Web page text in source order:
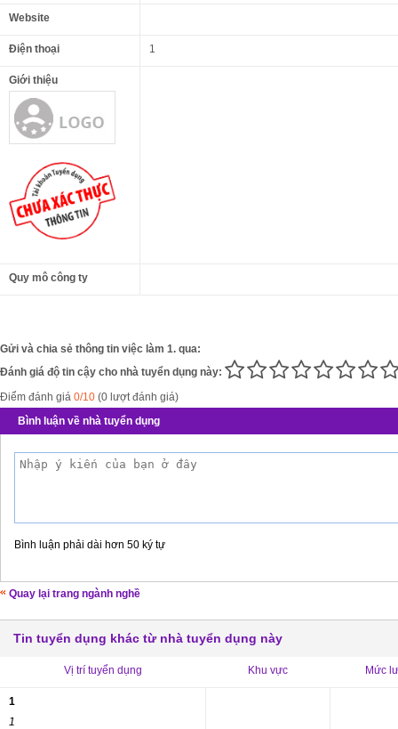
Website
Điện thoại 1
Giới thiệu
Quy mô công ty
Gửi và chia sẻ thông tin việc làm 1. qua:
Đánh giá độ tin cậy cho nhà tuyển dụng này:
Điểm đánh giá 0/10 (0 lượt đánh giá)
Bình luận về nhà tuyển dụng
Bình luận phải dài hơn 50 ký tự
Quay lại trang ngành nghề
Tin tuyển dụng khác từ nhà tuyển dụng này
Vị trí tuyển dụng Khu vực Mức
1
1